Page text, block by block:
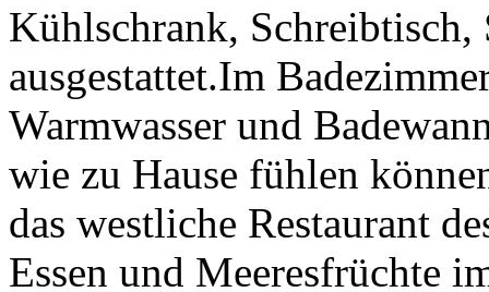
Kühlschrank, Schreibtisch,
ausgestattet.Im
Warmwasser und
wie zu Hause fühlen
das westliche Restaurant
Essen und Meeresfrüchte